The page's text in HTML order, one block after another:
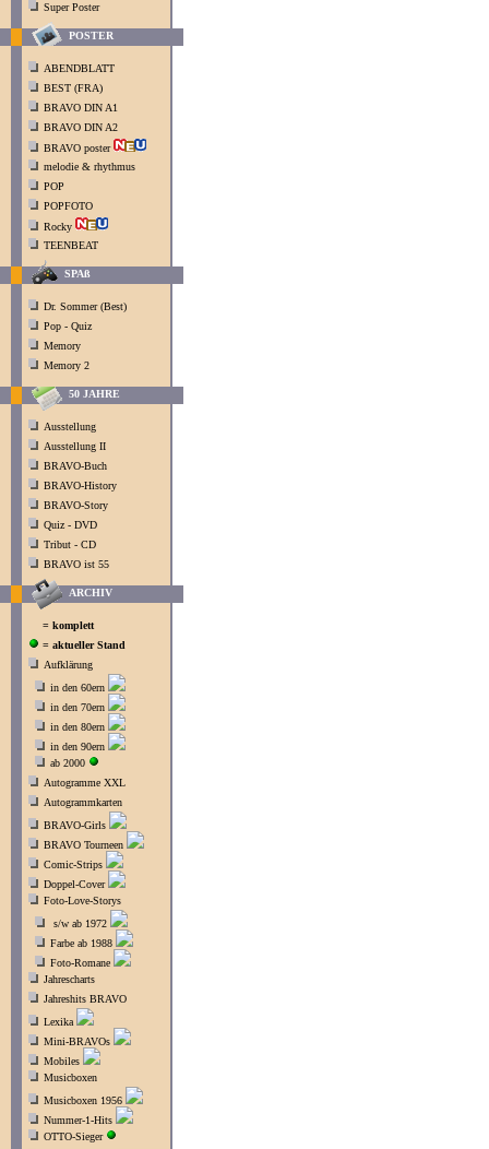
Super Poster
POSTER
ABENDBLATT
BEST (FRA)
BRAVO DIN A1
BRAVO DIN A2
BRAVO poster
melodie & rhythmus
POP
POPFOTO
Rocky
TEENBEAT
SPAß
Dr. Sommer (Best)
Pop - Quiz
Memory
Memory 2
50 JAHRE
Ausstellung
Ausstellung II
BRAVO-Buch
BRAVO-History
BRAVO-Story
Quiz - DVD
Tribut - CD
BRAVO ist 55
ARCHIV
= komplett
= aktueller Stand
Aufklärung
in den 60ern
in den 70ern
in den 80ern
in den 90ern
ab 2000
Autogramme XXL
Autogrammkarten
BRAVO-Girls
BRAVO Tourneen
Comic-Strips
Doppel-Cover
Foto-Love-Storys
s/w ab 1972
Farbe ab 1988
Foto-Romane
Jahrescharts
Jahreshits BRAVO
Lexika
Mini-BRAVOs
Mobiles
Musicboxen
Musicboxen 1956
Nummer-1-Hits
OTTO-Sieger